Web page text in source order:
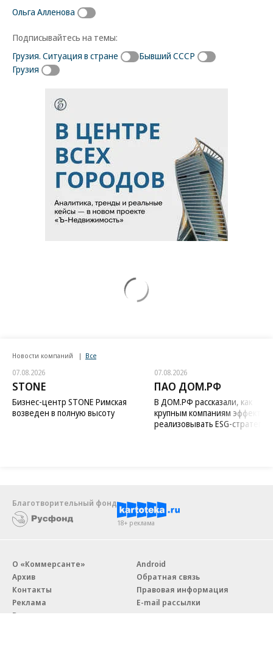
Ольга Алленова
Подписывайтесь на темы:
Грузия. Ситуация в стране
Бывший СССР
Грузия
Новости компаний Все
07.08.2026
STONE
Бизнес-центр STONE Римская
возведен в полную высоту
07.08.2026
ПАО ДОМ.РФ
В ДОМ.РФ рассказали, как
крупным компаниям
реализовывать ESG-стратегию
Благотворительный фонд
18+ реклама
О «Коммерсанте»
Архив
Контакты
Реклама
Вакансии
Android
Обратная связь
Правовая информация
E-mail рассылки